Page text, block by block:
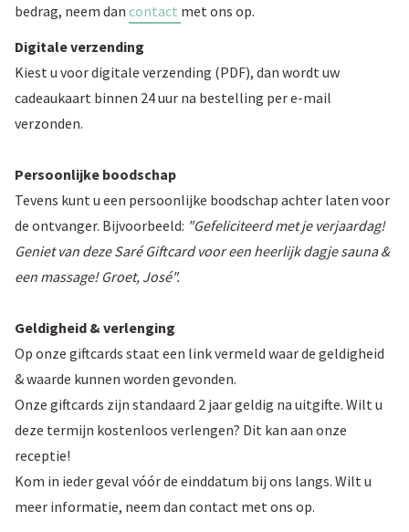
bedrag, neem dan contact met ons op.
Digitale verzending
Kiest u voor digitale verzending (PDF), dan wordt uw
cadeaukaart binnen 24 uur na bestelling per e-mail
verzonden.
Persoonlijke boodschap
Tevens kunt u een persoonlijke boodschap achter laten voor
de ontvanger. Bijvoorbeeld: "Gefeliciteerd met je verjaardag!
Geniet van deze Saré Giftcard voor een heerlijk dagje sauna &
een massage! Groet, José".
Geldigheid & verlenging
Op onze giftcards staat een link vermeld waar de geldigheid
& waarde kunnen worden gevonden.
Onze giftcards zijn standaard 2 jaar geldig na uitgifte. Wilt u
deze termijn kostenloos verlengen? Dit kan aan onze
receptie!
Kom in ieder geval vóór de einddatum bij ons langs. Wilt u
meer informatie, neem dan contact met ons op.